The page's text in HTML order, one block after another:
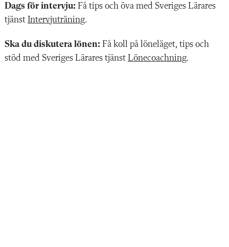
Dags för intervju: Få tips och öva med Sveriges Lärares
tjänst Intervjuträning.
Ska du diskutera lönen: Få koll på löneläget, tips och
stöd med Sveriges Lärares tjänst Lönecoachning.